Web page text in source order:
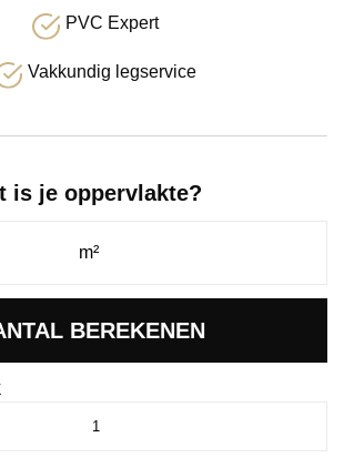
PVC Expert
Vakkundig legservice
is je oppervlakte?
BEREKENEN